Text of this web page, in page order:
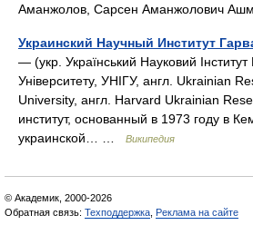
Аманжолов, Сарсен Аманжолович
Украинский Научный Институт
— (укр. Український Науковий Інститут
Університету, УНІГУ, англ. Ukrainian
University, англ. Harvard Ukrainian
институт, основанный в 1973 году в
украинской… …
Википедия
© Академик, 2000-2026
Обратная связь: Техподдержка Реклама на сайте